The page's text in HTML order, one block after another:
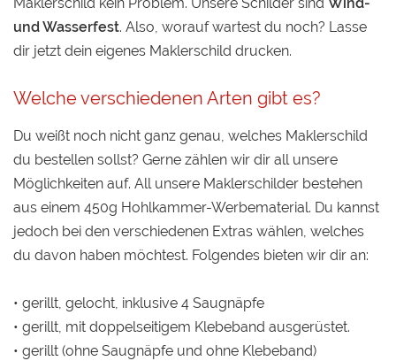
und Wasserfest. Also, worauf wartest du noch? Lasse
dir jetzt dein eigenes Maklerschild drucken.​
Welche verschiedenen Arten gibt es?
Du weißt noch nicht ganz genau, welches Maklerschild
du bestellen sollst? Gerne zählen wir dir all unsere
Möglichkeiten auf. All unsere Maklerschilder bestehen
aus einem 450g Hohlkammer-Werbematerial. Du kannst
jedoch bei den verschiedenen Extras wählen, welches
du davon haben möchtest. Folgendes bieten wir dir an:
• gerillt, gelocht, inklusive 4 Saugnäpfe
• gerillt, mit doppelseitigem Klebeband ausgerüstet.
• gerillt (ohne Saugnäpfe und ohne Klebeband)